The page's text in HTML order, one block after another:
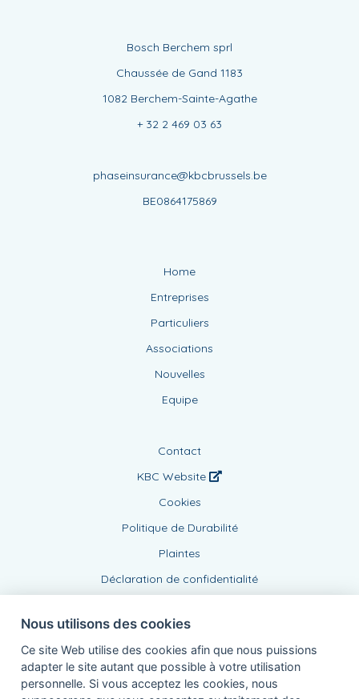
Bosch Berchem sprl
Chaussée de Gand 1183
1082 Berchem-Sainte-Agathe
+ 32 2 469 03 63
phaseinsurance@kbcbrussels.be
BE0864175869
Home
Entreprises
Particuliers
Associations
Nouvelles
Equipe
Contact
KBC Website
Cookies
Politique de Durabilité
Plaintes
Déclaration de confidentialité
Nous utilisons des cookies
Ce site Web utilise des cookies afin que nous puissions
adapter le site autant que possible à votre utilisation
personnelle. Si vous acceptez les cookies, nous